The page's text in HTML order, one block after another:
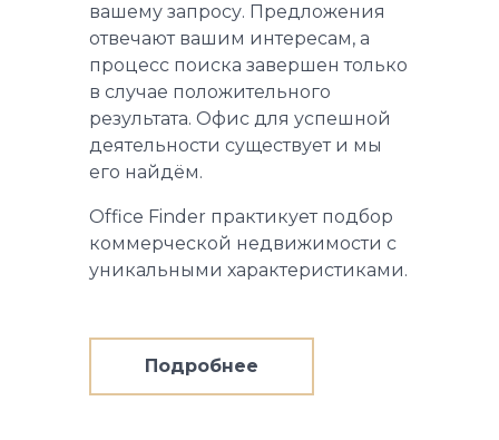
вашему запросу. Предложения
отвечают вашим интересам, а
процесс поиска завершен только
в случае положительного
результата. Офис для успешной
деятельности существует и мы
его найдём.
Office Finder практикует подбор
коммерческой недвижимости с
уникальными характеристиками.
Подробнее
Для